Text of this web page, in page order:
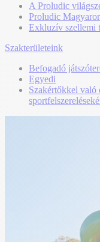
A Proludic
Proludic
Exkluzív szellemi
Szakterületeink
Befogadó
Egyedi
Szakértőkkel való